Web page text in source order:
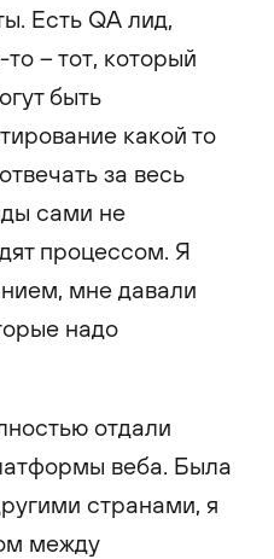
Есть QA лид,
– тот, который
быть
какой то
за весь
сами не
процессом. Я
мне давали
надо
отдали
веба. Была
странами, я
между